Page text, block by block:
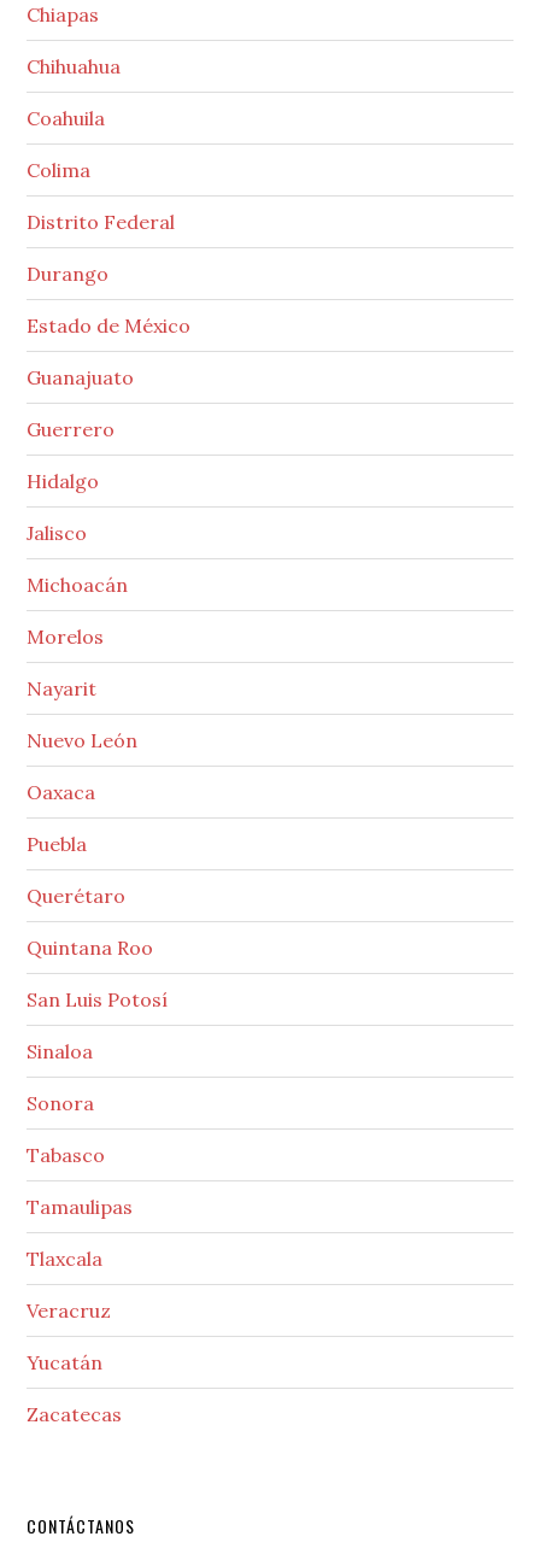
Chiapas
Chihuahua
Coahuila
Colima
Distrito Federal
Durango
Estado de México
Guanajuato
Guerrero
Hidalgo
Jalisco
Michoacán
Morelos
Nayarit
Nuevo León
Oaxaca
Puebla
Querétaro
Quintana Roo
San Luis Potosí
Sinaloa
Sonora
Tabasco
Tamaulipas
Tlaxcala
Veracruz
Yucatán
Zacatecas
Secondary
CONTÁCTANOS